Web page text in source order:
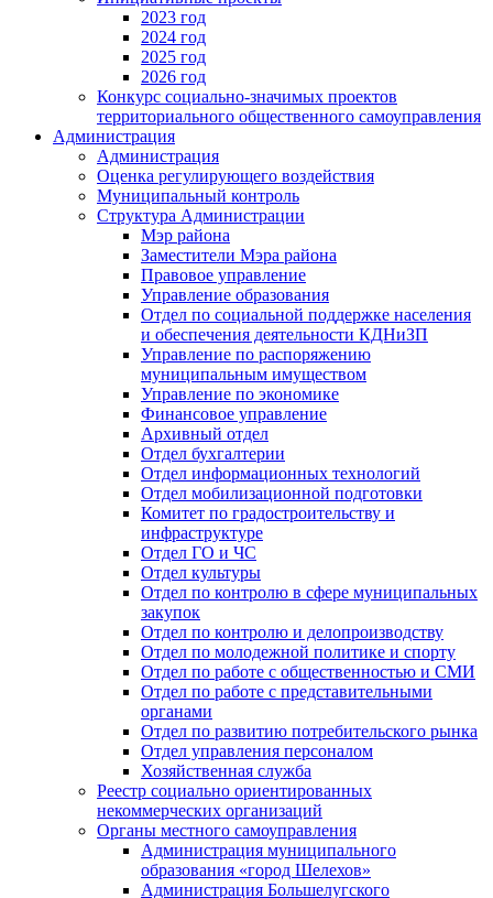
2023 год
2024 год
2025 год
2026 год
Конкурс социально-значимых проектов
территориального общественного самоуправления
Администрация
Администрация
Оценка регулирующего воздействия
Муниципальный контроль
Структура Администрации
Мэр района
Заместители Мэра района
Правовое управление
Управление образования
Отдел по социальной поддержке населения
и обеспечения деятельности КДНиЗП
Управление по распоряжению
муниципальным имуществом
Управление по экономике
Финансовое управление
Архивный отдел
Отдел бухгалтерии
Отдел информационных технологий
Отдел мобилизационной подготовки
Комитет по градостроительству и
инфраструктуре
Отдел ГО и ЧС
Отдел культуры
Отдел по контролю в сфере муниципальных
закупок
Отдел по контролю и делопроизводству
Отдел по молодежной политике и спорту
Отдел по работе с общественностью и СМИ
Отдел по работе с представительными
органами
Отдел по развитию потребительского рынка
Отдел управления персоналом
Хозяйственная служба
Реестр социально ориентированных
некоммерческих организаций
Органы местного самоуправления
Администрация муниципального
образования «город Шелехов»
Администрация Большелугского